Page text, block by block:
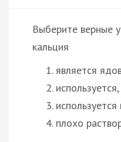
Выберите верные
кальция
является
плохо